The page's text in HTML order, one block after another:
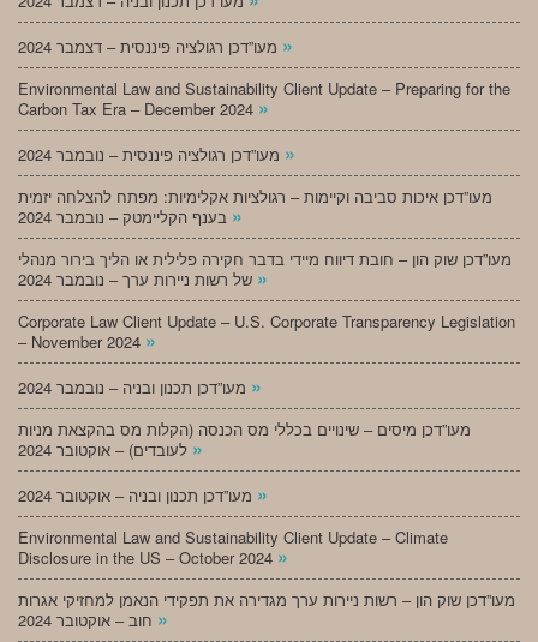
»
Environmental Law and Sustainability Client Update – Preparing for the
Carbon Tax Era – December 2024 »
»
מעו”דכן איכות סביבה וקיימות – רגולציות אקלימיות: מפתח להצלחה יזמית
»
מעו”דכן שוק הון – חובת דיווח מיידי בדבר חקירה פלילית או הליך בירור מנהלי
»
Corporate Law Client Update – U.S. Corporate Transparency Legislation
– November 2024 »
»
מעו”דכן מיסים – שינויים בכללי מס הכנסה (הקלות מס בהקצאת מניות
»
»
Environmental Law and Sustainability Client Update – Climate
Disclosure in the US – October 2024 »
מעו”דכן שוק הון – רשות ניירות ערך מגדירה את תפקידי הנאמן למחזיקי אגרות
»